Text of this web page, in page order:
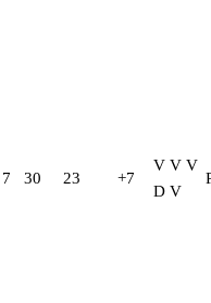
7 30 23 +7
V V V
D V